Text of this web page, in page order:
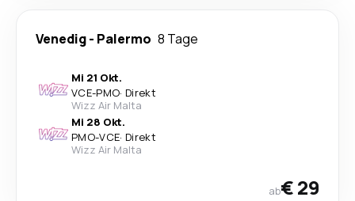
Venedig- Palermo 8 Tage
Mi 21 Okt.
VCE-PMO· Direkt
Wizz Air Malta
Mi 28 Okt.
PMO-VCE· Direkt
Wizz Air Malta
ab€ 29